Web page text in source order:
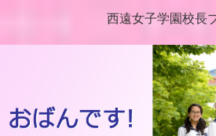
西遠女子学園校長